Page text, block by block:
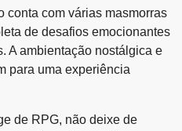
conta com várias masmorras
de desafios emocionantes
A ambientação nostálgica e
para uma experiência
de RPG, não deixe de